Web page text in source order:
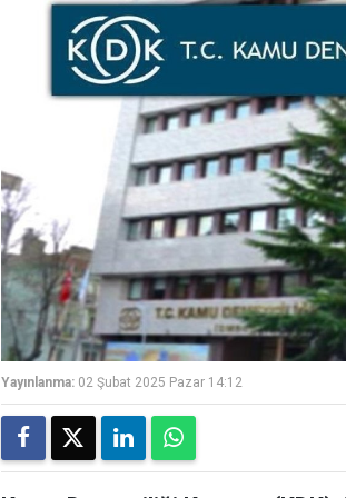
Yayınlanma: 02 Şubat 2025 Pazar 14:12